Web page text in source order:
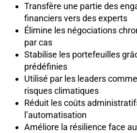
Transfère une partie des
financiers vers des experts
Élimine les négociations
par cas
Stabilise les portefeuilles
prédéfinies
Utilisé par les leaders
risques climatiques
Réduit les coûts
l’automatisation
Améliore la résilience face